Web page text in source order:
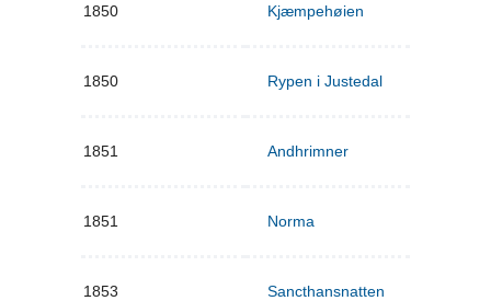
1850 Kjæmpehøien
1850 Rypen i Justedal
1851 Andhrimner
1851 Norma
1853 Sancthansnatten